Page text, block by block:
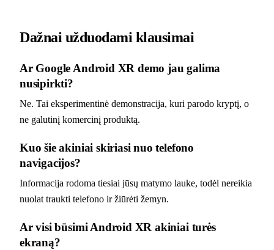
Dažnai užduodami klausimai
Ar Google Android XR demo jau galima
nusipirkti?
Ne. Tai eksperimentinė demonstracija, kuri parodo kryptį, o
ne galutinį komercinį produktą.
Kuo šie akiniai skiriasi nuo telefono
navigacijos?
Informacija rodoma tiesiai jūsų matymo lauke, todėl nereikia
nuolat traukti telefono ir žiūrėti žemyn.
Ar visi būsimi Android XR akiniai turės
ekraną?